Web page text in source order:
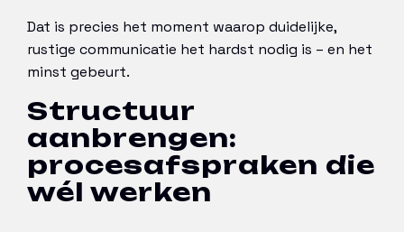
Dat is precies het moment waarop duidelijke,
rustige communicatie het hardst nodig is – en het
minst gebeurt.
Structuur
aanbrengen:
procesafspraken die
wél werken